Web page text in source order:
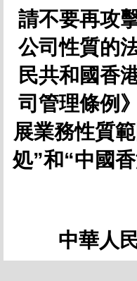
請不要再攻
公司性質的
民共和國香
司管理條例
展業務性質
処”和“中國
中華人